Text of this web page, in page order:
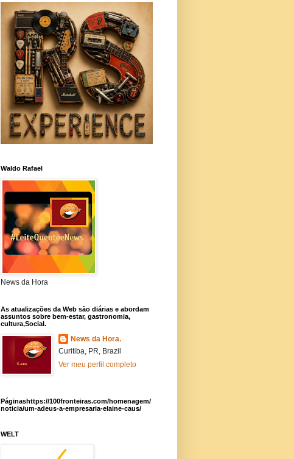
Waldo Rafael
News da Hora
As atualizações da Web são diárias e abordam
assuntos sobre bem-estar, gastronomia,
cultura,Social.
News da Hora.
Curitiba, PR, Brazil
Ver meu perfil completo
Páginashttps://100fronteiras.com/homenagem/
noticia/um-adeus-a-empresaria-elaine-caus/
WELT